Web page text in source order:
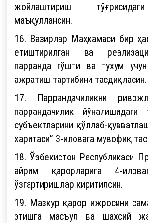
жойлаштириш
маъқуллансин.
16. Вазирлар Маҳкамаси бир
етиштирилган ва
парранда гўшти ва тухум учун
ажратиш тартибини тасдиқласин.
17. Паррандачиликни
паррандачилик йўналишидаги
субъектларини қўллаб-
харитаси” 3-иловага мувофиқ
18. Ўзбекистон Республикаси
айрим қарорларига 4-
ўзгартиришлар киритилсин.
19. Мазкур қарор ижросини
этишга масъул ва шахсий